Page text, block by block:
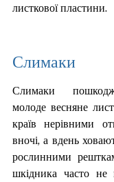
листкової пластини.
Слимаки
Слимаки
молоде весняне
країв нерівними
вночі, а вдень
рослинними
шкідника часто